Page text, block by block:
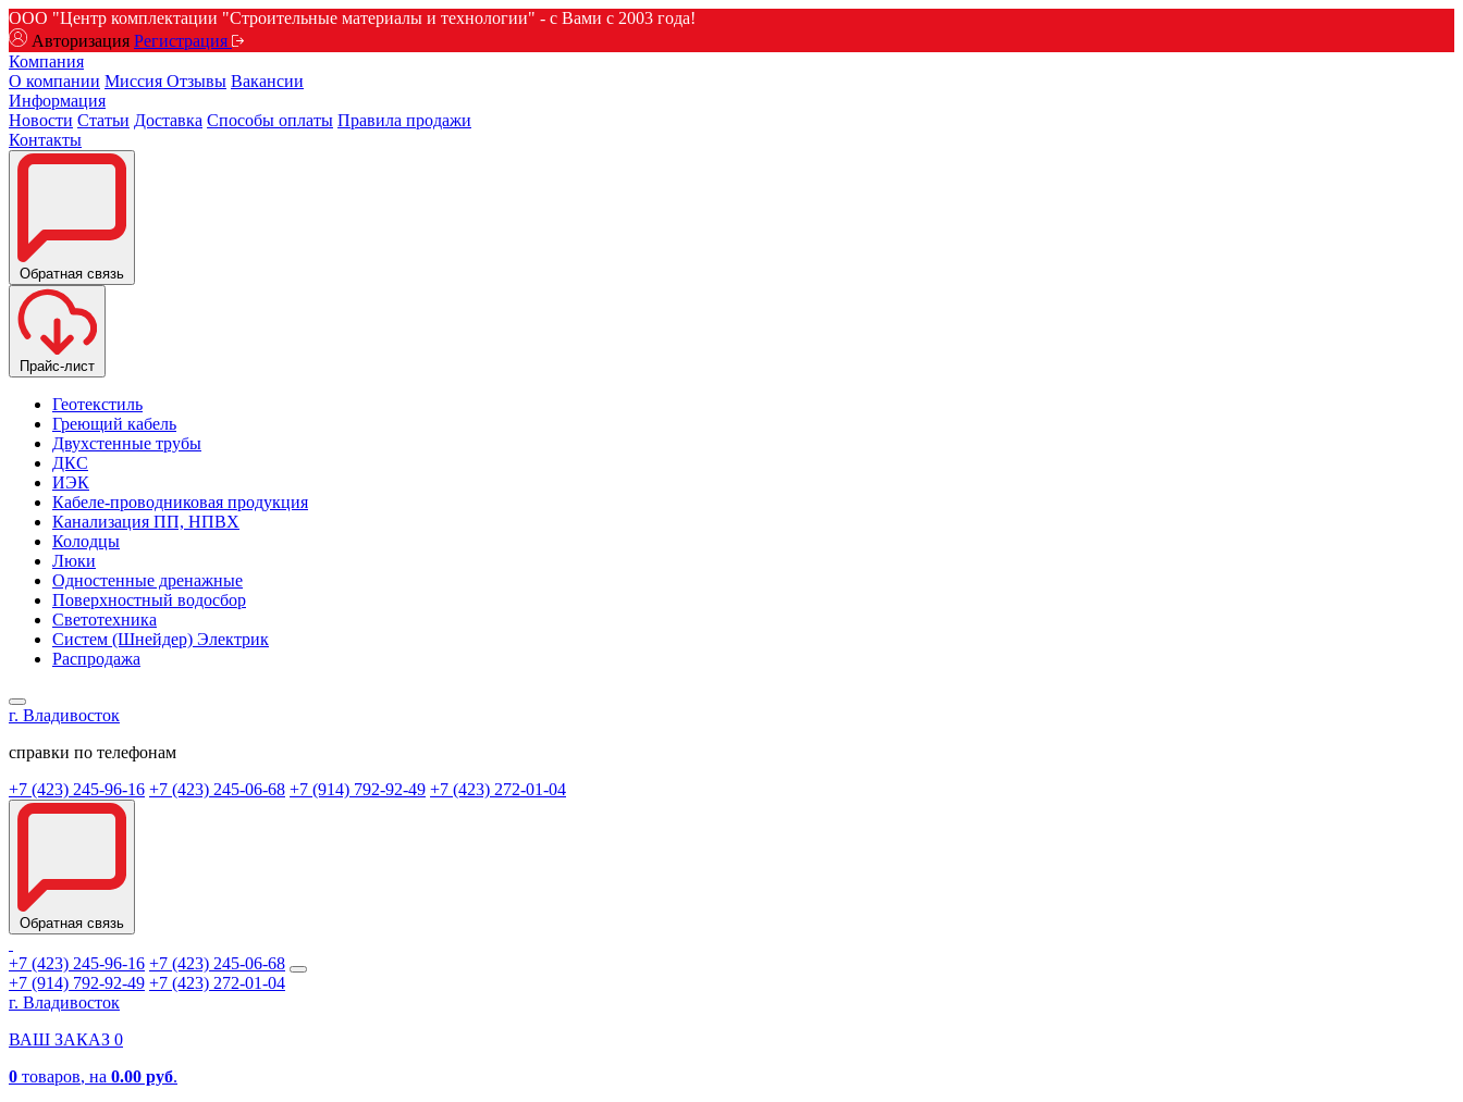
ООО "Центр комплектации "Строительные материалы и технологии" - с Вами с 2003 года!
Авторизация Регистрация
Компания
О компании Миссия Отзывы Вакансии
Информация
Новости Статьи Доставка Способы оплаты Правила продажи
Контакты
Обратная связь
Прайс-лист
Геотекстиль
Греющий кабель
Двухстенные трубы
ДКС
ИЭК
Кабеле-проводниковая продукция
Канализация ПП, НПВХ
Колодцы
Люки
Одностенные дренажные
Поверхностный водосбор
Светотехника
Систем (Шнейдер) Электрик
Распродажа
г. Владивосток
справки по телефонам
+7 (423) 245-96-16 +7 (423) 245-06-68 +7 (914) 792-92-49 +7 (423) 272-01-04
Обратная связь
+7 (423) 245-96-16 +7 (423) 245-06-68
+7 (914) 792-92-49 +7 (423) 272-01-04
г. Владивосток
ВАШ ЗАКАЗ 0
0 товаров, на 0.00 руб.